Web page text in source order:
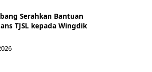
Serahkan Bantuan
TJSL kepada Wingdik